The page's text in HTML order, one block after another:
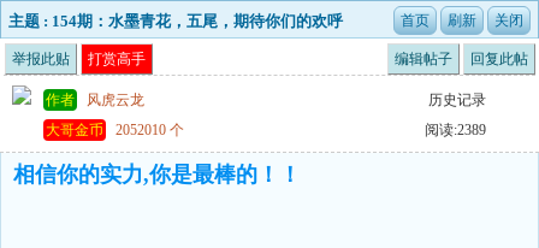
主题 : 154期：水墨青花，五尾，期待你们的欢呼
声！一起发财！
举报此贴 打赏高手 编辑帖子 回复此帖
作者 风虎云龙
历史记录
大哥金币
2052010 个 阅读:2389
相信你的实力,你是最棒的！！